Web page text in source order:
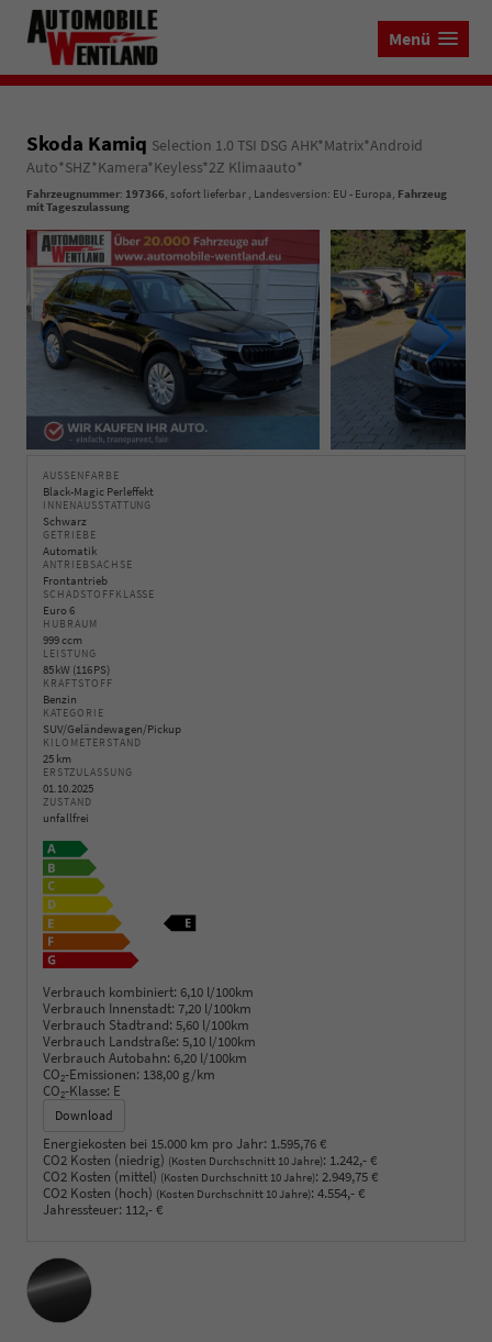
Menü
Skoda Kamiq Selection 1.0 TSI DSG AHK*Matrix*Android
Auto*SHZ*Kamera*Keyless*2Z Klimaauto*
Fahrzeugnummer: 197366, sofort lieferbar , Landesversion: EU - Europa, Fahrzeug
mit Tageszulassung
AUSSENFARBE
Black-Magic Perleffekt
INNENAUSSTATTUNG
Schwarz
GETRIEBE
Automatik
ANTRIEBSACHSE
Frontantrieb
SCHADSTOFFKLASSE
Euro 6
HUBRAUM
999 ccm
LEISTUNG
85 kW (116 PS)
KRAFTSTOFF
Benzin
KATEGORIE
SUV/Geländewagen/Pickup
KILOMETERSTAND
25 km
ERSTZULASSUNG
01.10.2025
ZUSTAND
unfallfrei
Verbrauch kombiniert: 6,10 l/100km
Verbrauch Innenstadt: 7,20 l/100km
Verbrauch Stadtrand: 5,60 l/100km
Verbrauch Landstraße: 5,10 l/100km
Verbrauch Autobahn: 6,20 l/100km
CO2-Emissionen: 138,00 g/km
CO2-Klasse: E
Download
Energiekosten bei 15.000 km pro Jahr: 1.595,76 €
CO2 Kosten (niedrig) (Kosten Durchschnitt 10 Jahre): 1.242,- €
CO2 Kosten (mittel) (Kosten Durchschnitt 10 Jahre): 2.949,75 €
CO2 Kosten (hoch) (Kosten Durchschnitt 10 Jahre): 4.554,- €
Jahressteuer: 112,- €